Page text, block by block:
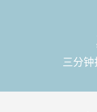
三分钟